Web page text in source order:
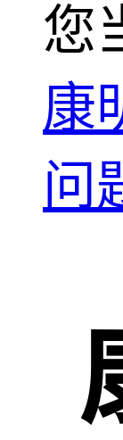
您
康
问